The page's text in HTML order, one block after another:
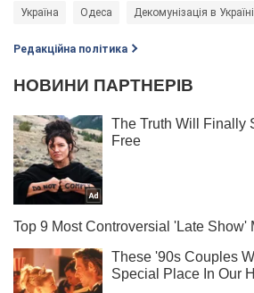
Україна Одеса Декомунізація в Україні
Редакційна політика